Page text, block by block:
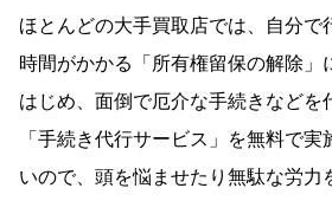
ほとんどの大手買取店では、自分で
時間がかかる「所有権留保の解除」
はじめ、面倒で厄介な手続きなどを
「手続き代行サービス」を無料で
いので、頭を悩ませたり無駄な労力